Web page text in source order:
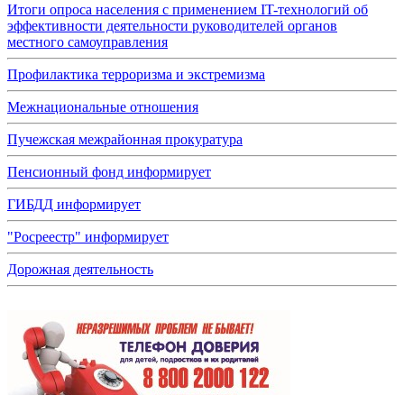
Итоги опроса населения с применением IT-технологий об
эффективности деятельности руководителей органов
местного самоуправления
Профилактика терроризма и экстремизма
Межнациональные отношения
Пучежская межрайонная прокуратура
Пенсионный фонд информирует
ГИБДД информирует
"Росреестр" информирует
Дорожная деятельность